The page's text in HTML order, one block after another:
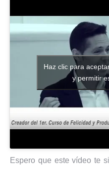
Haz clic para
y permitir
Espero que este vídeo te